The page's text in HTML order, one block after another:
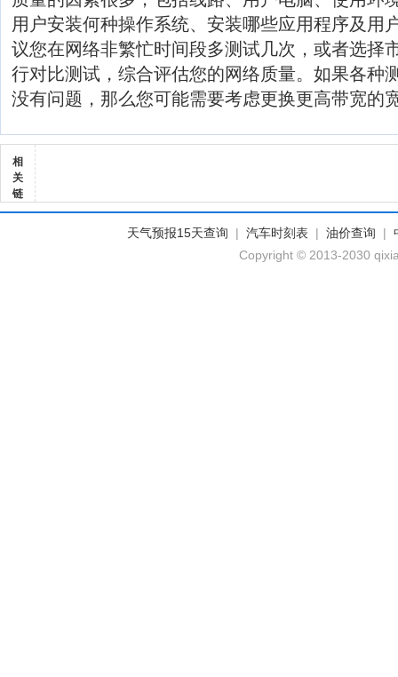
用户安装何种操作系统、安装哪些应用程序及用
议您在网络非繁忙时间段多测试几次，或者选择
行对比测试，综合评估您的网络质量。如果各种
没有问题，那么您可能需要考虑更换更高带宽的
相
关
链
天气预报15天查询 | 汽车时刻表 | 油价查询 |
Copyright © 2013-2030